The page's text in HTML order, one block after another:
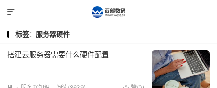

标签：服务器硬件
搭建云服务器需要什么硬件配置